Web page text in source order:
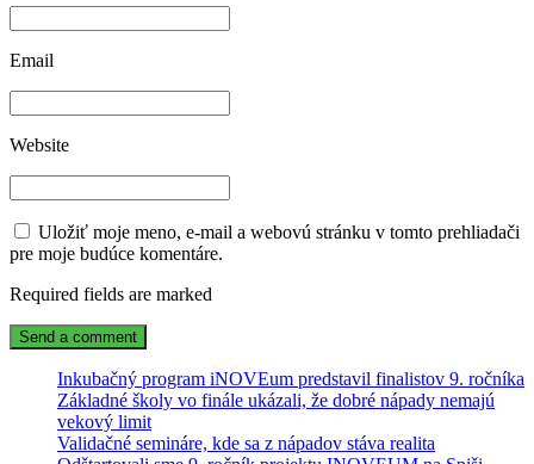
Email
Website
Uložiť moje meno, e-mail a webovú stránku v tomto prehliadači
pre moje budúce komentáre.
Required fields are marked
Inkubačný program iNOVEum predstavil finalistov 9. ročníka
Základné školy vo finále ukázali, že dobré nápady nemajú
vekový limit
Validačné semináre, kde sa z nápadov stáva realita